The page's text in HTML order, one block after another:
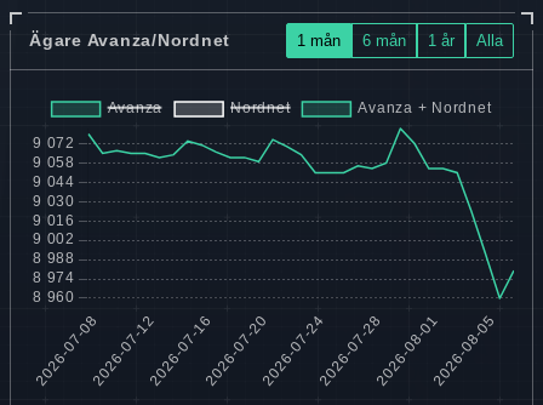
Ägare Avanza/Nordnet 1 mån 6 mån 1 år Alla